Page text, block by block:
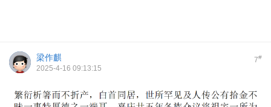
7#
梁作麒
2025-4-16 09:13:15